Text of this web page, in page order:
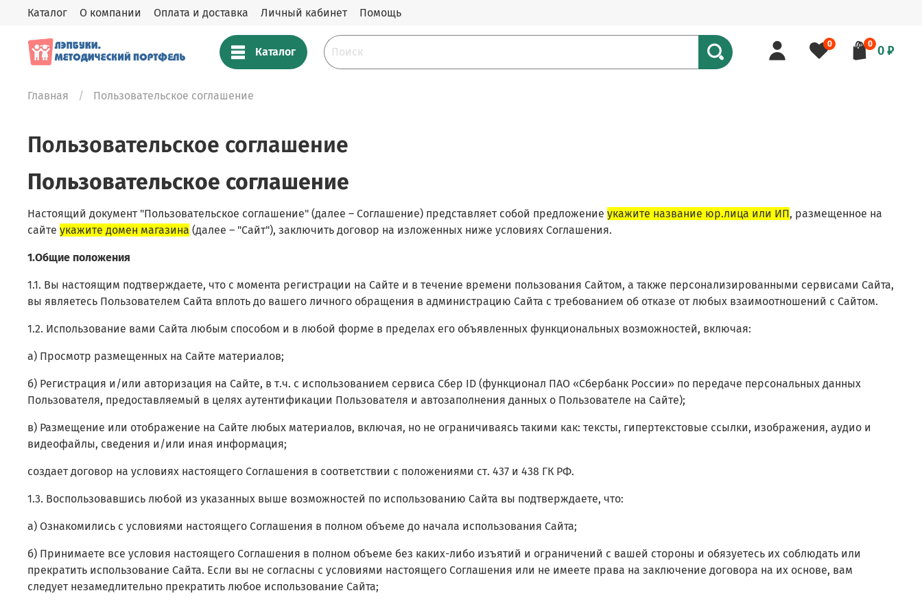
Каталог О компании Оплата и доставка Личный кабинет Помощь
Каталог
0 0 0 ₽
Главная Пользовательское соглашение
Пользовательское соглашение
Пользовательское соглашение
Настоящий документ "Пользовательское соглашение" (далее – Соглашение) представляет собой предложение укажите название юр.лица или ИП, размещенное на
сайте укажите домен магазина (далее – "Сайт"), заключить договор на изложенных ниже условиях Соглашения.
1.Общие положения
1.1. Вы настоящим подтверждаете, что с момента регистрации на Сайте и в течение времени пользования Сайтом, а также персонализированными сервисами Сайта,
вы являетесь Пользователем Сайта вплоть до вашего личного обращения в администрацию Сайта с требованием об отказе от любых взаимоотношений с Сайтом.
1.2. Использование вами Сайта любым способом и в любой форме в пределах его объявленных функциональных возможностей, включая:
а) Просмотр размещенных на Сайте материалов;
б) Регистрация и/или авторизация на Сайте, в т.ч. с использованием сервиса Сбер ID (функционал ПАО «Сбербанк России» по передаче персональных данных
Пользователя, предоставляемый в целях аутентификации Пользователя и автозаполнения данных о Пользователе на Сайте);
в) Размещение или отображение на Сайте любых материалов, включая, но не ограничиваясь такими как: тексты, гипертекстовые ссылки, изображения, аудио и
видеофайлы, сведения и/или иная информация;
создает договор на условиях настоящего Соглашения в соответствии с положениями ст. 437 и 438 ГК РФ.
1.3. Воспользовавшись любой из указанных выше возможностей по использованию Сайта вы подтверждаете, что:
а) Ознакомились с условиями настоящего Соглашения в полном объеме до начала использования Сайта;
б) Принимаете все условия настоящего Соглашения в полном объеме без каких-либо изъятий и ограничений с вашей стороны и обязуетесь их соблюдать или
прекратить использование Сайта. Если вы не согласны с условиями настоящего Соглашения или не имеете права на заключение договора на их основе, вам
следует незамедлительно прекратить любое использование Сайта;